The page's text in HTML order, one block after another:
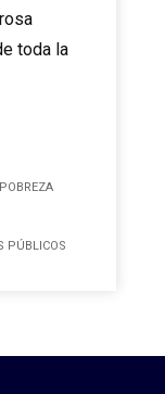
PÚBLICOS
toda la